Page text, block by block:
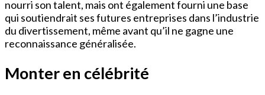
nourri son talent, mais ont également fourni une base
qui soutiendrait ses futures entreprises dans l’industrie
du divertissement, même avant qu’il ne gagne une
reconnaissance généralisée.
Monter en célébrité